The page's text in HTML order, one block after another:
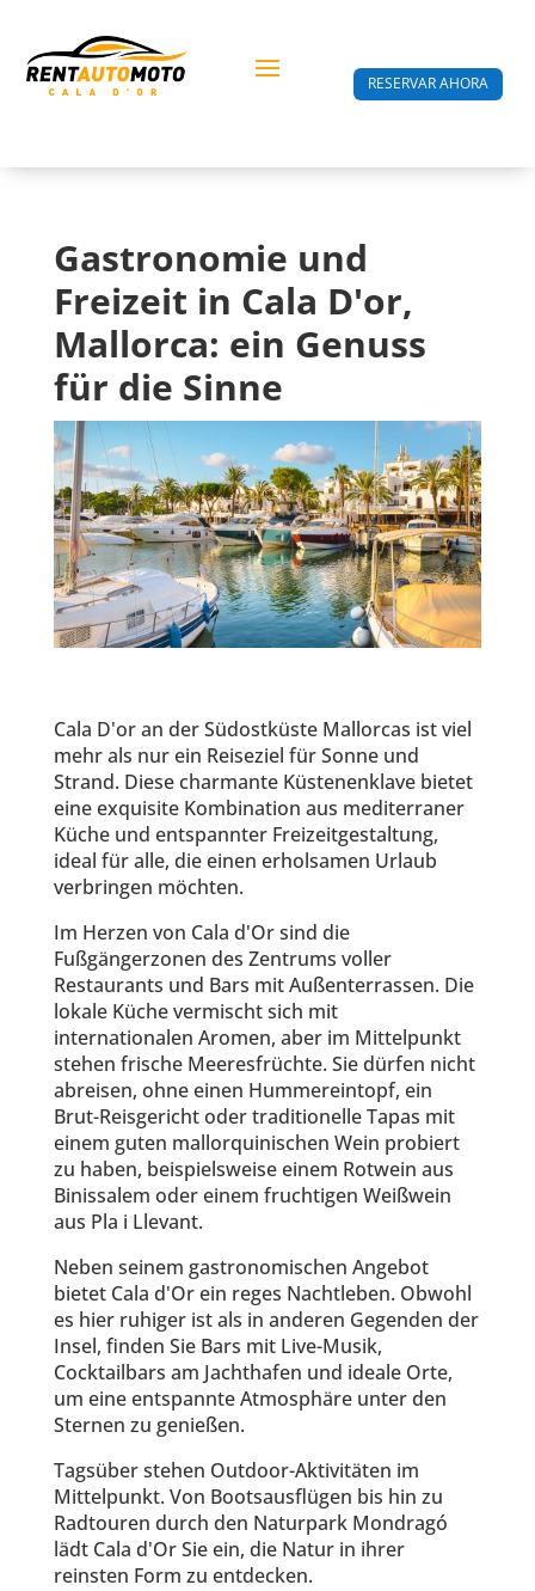
RESERVAR AHORA
Gastronomie und
Freizeit in Cala D'or,
Mallorca: ein Genuss
für die Sinne
Cala D'or an der Südostküste Mallorcas ist viel
mehr als nur ein Reiseziel für Sonne und
Strand. Diese charmante Küstenenklave bietet
eine exquisite Kombination aus mediterraner
Küche und entspannter Freizeitgestaltung,
ideal für alle, die einen erholsamen Urlaub
verbringen möchten.
Im Herzen von Cala d'Or sind die
Fußgängerzonen des Zentrums voller
Restaurants und Bars mit Außenterrassen. Die
lokale Küche vermischt sich mit
internationalen Aromen, aber im Mittelpunkt
stehen frische Meeresfrüchte. Sie dürfen nicht
abreisen, ohne einen Hummereintopf, ein
Brut-Reisgericht oder traditionelle Tapas mit
einem guten mallorquinischen Wein probiert
zu haben, beispielsweise einem Rotwein aus
Binissalem oder einem fruchtigen Weißwein
aus Pla i Llevant.
Neben seinem gastronomischen Angebot
bietet Cala d'Or ein reges Nachtleben. Obwohl
es hier ruhiger ist als in anderen Gegenden der
Insel, finden Sie Bars mit Live-Musik,
Cocktailbars am Jachthafen und ideale Orte,
um eine entspannte Atmosphäre unter den
Sternen zu genießen.
Tagsüber stehen Outdoor-Aktivitäten im
Mittelpunkt. Von Bootsausflügen bis hin zu
Radtouren durch den Naturpark Mondragó
lädt Cala d'Or Sie ein, die Natur in ihrer
reinsten Form zu entdecken.